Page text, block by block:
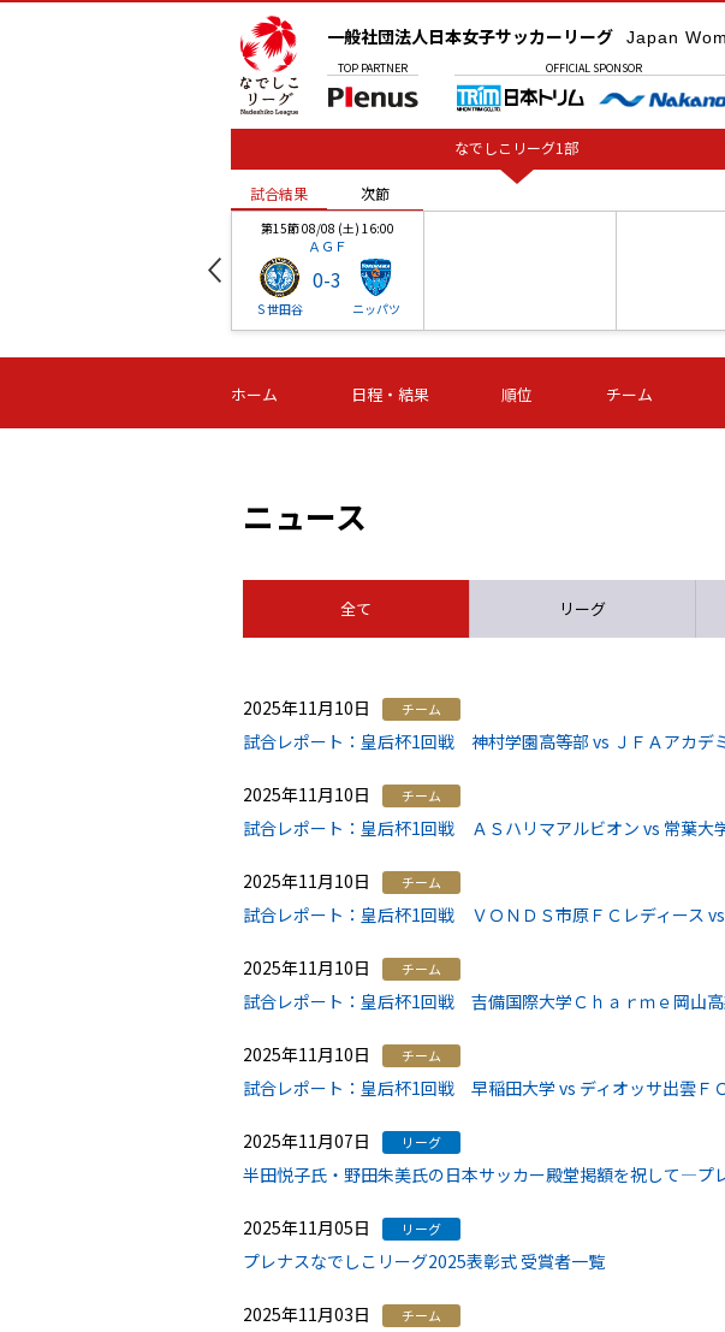
一般社団法人日本女子サッカーリーグ Japan
TOP PARTNER OFFICIAL SPONSOR
なでしこリーグ1部
試合結果 次節
第15節 08/08 (土) 16:00
ＡＧＦ
Ｓ世田谷
0-3
ニッパツ
-
第16節 09/05 (土) 15:00
ニッパツ
-
第16節 09/05 (土) 15:00
石人の星
-
第16節 09/05
ＡＧ
-
試合結果 次節
ホーム 日程・結果 順位 チーム
ニュース
全て リーグ
2025年11月10日 チーム
試合レポート：皇后杯1回戦 神村学園高等部 vs ＪＦＡアカデ
2025年11月10日 チーム
試合レポート：皇后杯1回戦 ＡＳハリマアルビオン vs 常葉大
2025年11月10日 チーム
試合レポート：皇后杯1回戦 ＶＯＮＤＳ市原ＦＣレディース
2025年11月10日 チーム
試合レポート：皇后杯1回戦 吉備国際大学Ｃｈａｒｍｅ岡山
2025年11月10日 チーム
試合レポート：皇后杯1回戦 早稲田大学 vs ディオッサ出雲Ｆ
2025年11月07日 リーグ
半田悦子氏・野田朱美氏の日本サッカー殿堂掲額を祝して―プ
2025年11月05日 リーグ
プレナスなでしこリーグ2025表彰式 受賞者一覧
2025年11月03日 チーム